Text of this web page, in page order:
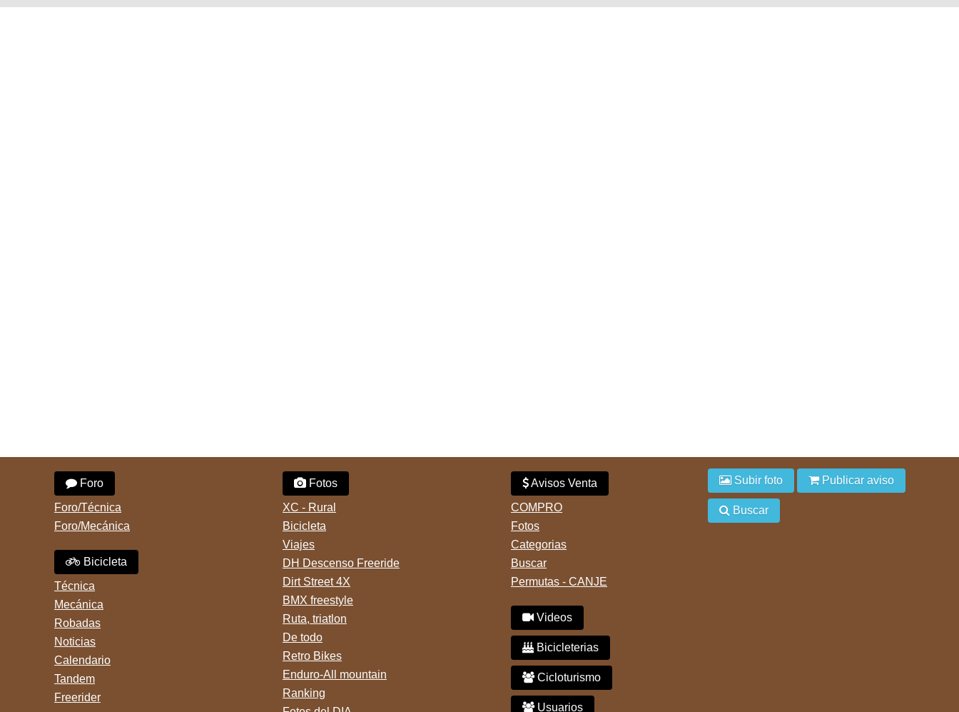
Foro
Foro/Técnica
Foro/Mecánica
Bicicleta
Técnica
Mecánica
Robadas
Noticias
Calendario
Tandem
Freerider
Fotos
XC - Rural
Bicicleta
Viajes
DH Descenso Freeride
Dirt Street 4X
BMX freestyle
Ruta, triatlon
De todo
Retro Bikes
Enduro-All mountain
Ranking
Avisos Venta
COMPRO
Fotos
Categorias
Buscar
Permutas - CANJE
Videos
Bicicleterias
Cicloturismo
Usuarios
Subir foto Publicar aviso
Buscar